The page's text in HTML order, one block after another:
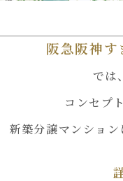
阪急阪神す
では、
コンセプ
新築分譲マンション